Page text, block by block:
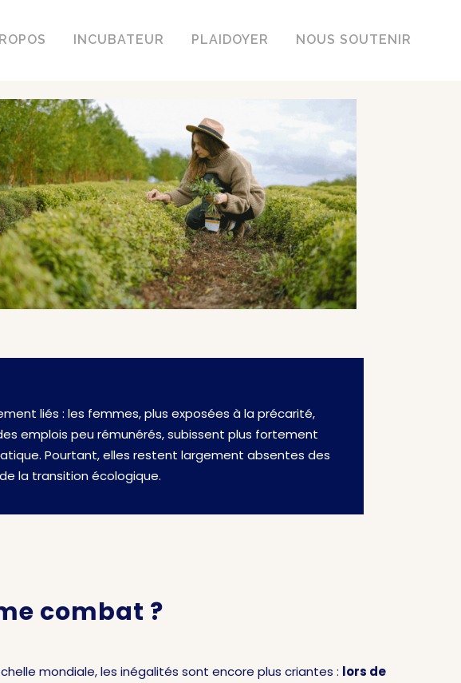
INCUBATEUR PLAIDOYER NOUS SOUTENIR
liés : les femmes, plus exposées à la précarité,
emplois peu rémunérés, subissent plus fortement
Pourtant, elles restent largement absentes des
la transition écologique.
combat ?
mondiale, les inégalités sont encore plus criantes : lors de